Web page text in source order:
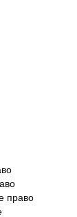
право